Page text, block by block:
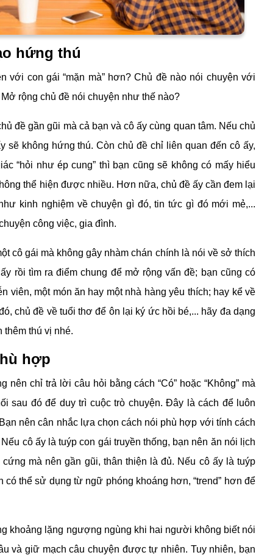
hứng thú
với con gái “mặn mà” hơn? Chủ đề nào nói chuyện với
rộng chủ đề nói chuyện như thế nào?
đề gần gũi mà cả bạn và cô ấy cùng quan tâm. Nếu chủ
sẽ không hứng thú. Còn chủ đề chỉ liên quan đến cô ấy,
“hỏi như ép cung” thì bạn cũng sẽ không có mấy hiểu
thể hiện được nhiều. Hơn nữa, chủ đề ấy cần đem lại
kinh nghiệm về chuyện gì đó, tin tức gì đó mới mẻ,...
công việc, gia đình.
cô gái mà không gây nhàm chán chính là nói về sở thích
rồi tìm ra điểm chung để mở rộng vấn đề; bạn cũng có
viên, một món ăn hay một nhà hàng yêu thích; hay kể về
chủ đề về tuổi thơ để ôn lại ký ức hồi bé,... hãy đa dạng
thêm thú vị nhé.
hợp
nên chỉ trả lời câu hỏi bằng cách “Có” hoặc “Không” mà
sau đó để duy trì cuộc trò chuyện. Đây là cách để luôn
nên cân nhắc lựa chọn cách nói phù hợp với tính cách
cô ấy là tuýp con gái truyền thống, bạn nên ăn nói lịch
mà nên gần gũi, thân thiện là đủ. Nếu cô ấy là tuýp
có thể sử dụng từ ngữ phóng khoáng hơn, “trend” hơn để
khoảng lặng ngượng ngùng khi hai người không biết nói
và giữ mạch câu chuyện được tự nhiên. Tuy nhiên, bạn